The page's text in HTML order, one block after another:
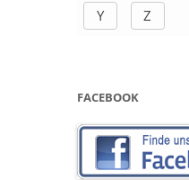
Y Z
FACEBOOK